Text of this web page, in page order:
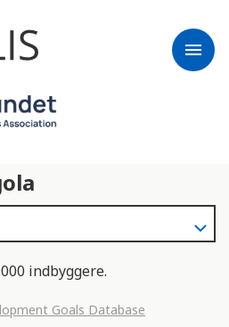
menu
indbyggere.
Goals Database